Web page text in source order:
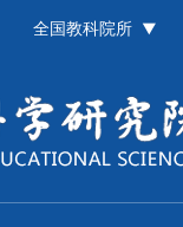
全国教科院所